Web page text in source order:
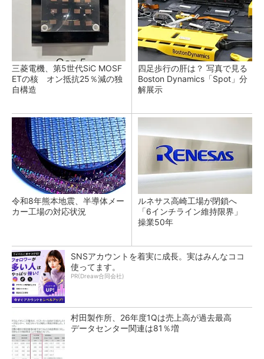
三菱電機、第5世代SiC MOSF
ETの核 オン抵抗25％減の独
自構造
四足歩行の肝は？ 写真で見る
Boston Dynamics「Spot」分
解展示
令和8年熊本地震、半導体メー
カー工場の対応状況
ルネサス高崎工場が閉鎖へ
「6インチライン維持限界」
操業50年
SNSアカウントを着実に成長。実はみんなココ
使ってます。
PR(Dreaw合同会社)
村田製作所、26年度1Qは売上高が過去最高
データセンター関連は81％増